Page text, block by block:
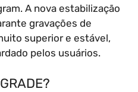
A nova estabilização
gravações de
superior e estável,
pelos usuários.